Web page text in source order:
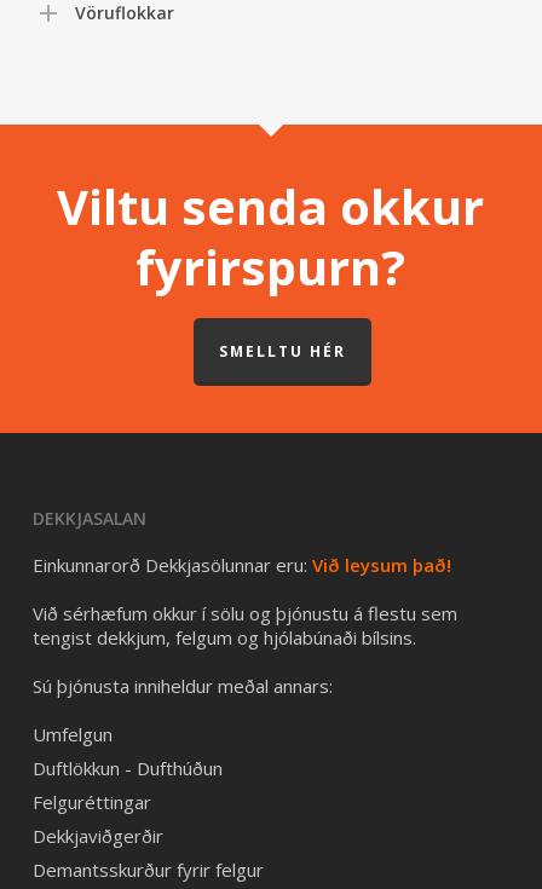
Vöruflokkar
Viltu senda okkur
fyrirspurn?
SMELLTU HÉR
DEKKJASALAN
Einkunnarorð Dekkjasölunnar eru: Við leysum það!
Við sérhæfum okkur í sölu og þjónustu á flestu sem
tengist dekkjum, felgum og hjólabúnaði bílsins.
Sú þjónusta inniheldur meðal annars:
Umfelgun
Duftlökkun - Dufthúðun
Felguréttingar
Dekkjaviðgerðir
Demantsskurður fyrir felgur